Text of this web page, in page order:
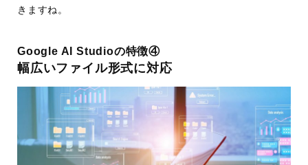
きますね。
Google AI Studioの特徴④
幅広いファイル形式に対応